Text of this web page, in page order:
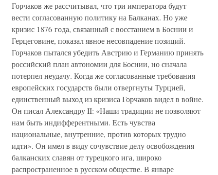
Горчаков же рассчитывал, что три императора будут
вести согласованную политику на Балканах. Но уже
кризис 1876 года, связанный с восстанием в Боснии и
Герцеговине, показал явное несовпадение позиций.
Горчаков пытался убедить Австрию и Германию принять
российский план автономии для Боснии, но сначала
потерпел неудачу. Когда же согласованные требования
европейских государств были отвергнуты Турцией,
единственный выход из кризиса Горчаков видел в войне.
Он писал Александру II: «Наши традиции не позволяют
нам быть индифферентными. Есть чувства
национальные, внутренние, против которых трудно
идти». Он имел в виду сочувствие делу освобождения
балканских славян от турецкого ига, широко
распространенное в русском обществе. В январе